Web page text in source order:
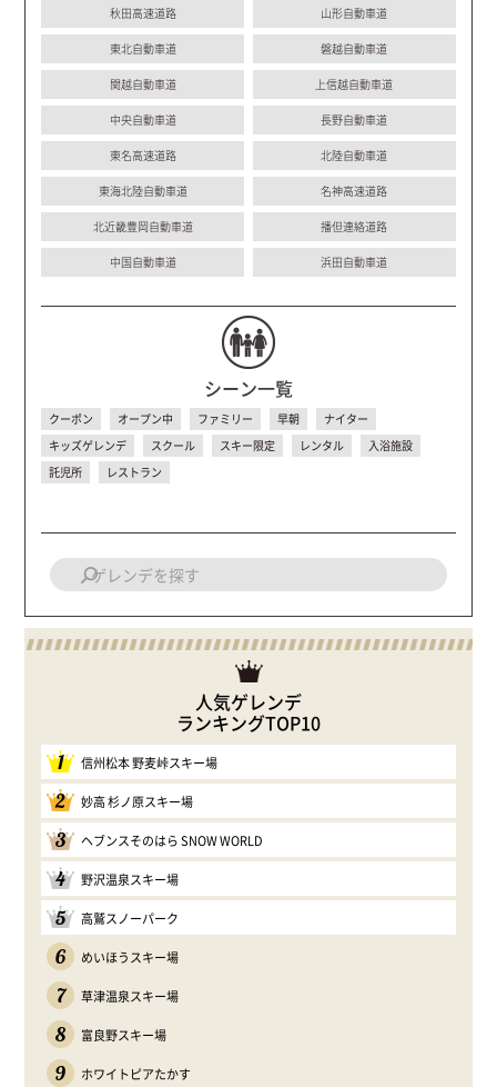
秋田高速道路 山形自動車道
東北自動車道 磐越自動車道
関越自動車道 上信越自動車道
中央自動車道 長野自動車道
東名高速道路 北陸自動車道
東海北陸自動車道 名神高速道路
北近畿豊岡自動車道 播但連絡道路
中国自動車道 浜田自動車道
シーン一覧
クーポン オープン中 ファミリー 早朝
ナイター
キッズゲレンデ
スクール スキー限定 レンタル
入浴施設
託児所
レストラン
人気ゲレンデ
ランキングTOP10
1 信州松本 野麦峠スキー場
2 妙高 杉ノ原スキー場
3 ヘブンスそのはら SNOW WORLD
4 野沢温泉スキー場
5 高鷲スノーパーク
6 めいほうスキー場
7 草津温泉スキー場
8 富良野スキー場
9 ホワイトピアたかす